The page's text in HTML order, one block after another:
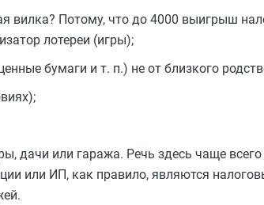
вилка? Потому, что до 4000 выигрыш
лотереи (игры);
бумаги и т. п.) не от близкого
дачи или гаража. Речь здесь чаще
или ИП, как правило, являются